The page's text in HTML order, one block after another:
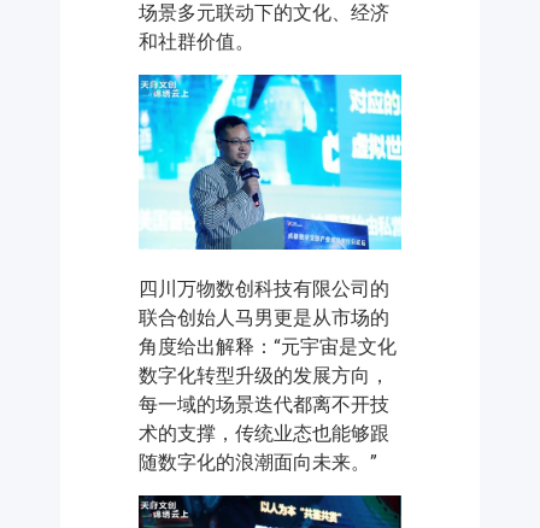
场景多元联动下的文化、经济
和社群价值。
四川万物数创科技有限公司的
联合创始人马男更是从市场的
角度给出解释：“元宇宙是文化
数字化转型升级的发展方向，
每一域的场景迭代都离不开技
术的支撑，传统业态也能够跟
随数字化的浪潮面向未来。”